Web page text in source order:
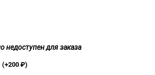
недоступен для заказа
(+200₽)